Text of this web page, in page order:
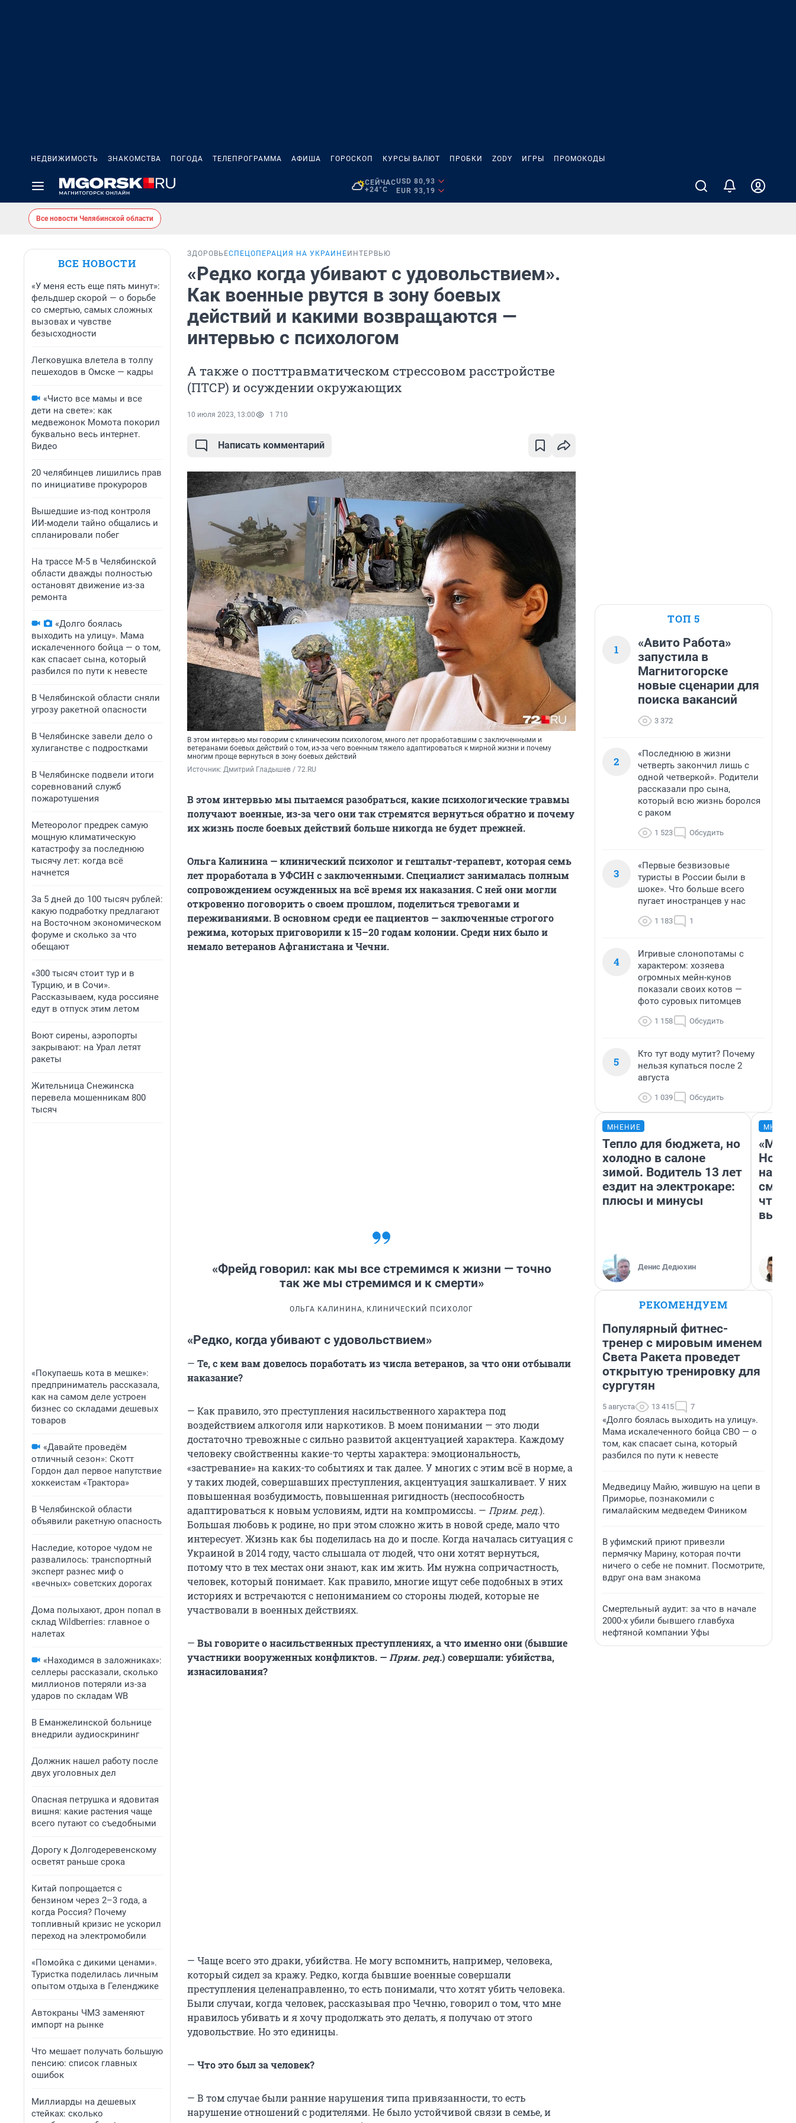
НЕДВИЖИМОСТЬ ЗНАКОМСТВА ПОГОДА ТЕЛЕПРОГРАММА АФИША ГОРОСКОП КУРСЫ ВАЛЮТ ПРОБКИ ZODY ИГРЫ ПРОМОКОДЫ
СЕЙЧАС
+24°C
USD 80,93
EUR 93,19
Все новости Челябинской области
ВСЕ НОВОСТИ
«У меня есть еще пять минут»:
фельдшер скорой — о борьбе
со смертью, самых сложных
вызовах и чувстве
безысходности
Легковушка влетела в толпу
пешеходов в Омске — кадры
«Чисто все мамы и все
дети на свете»: как
медвежонок Момота покорил
буквально весь интернет.
Видео
20 челябинцев лишились прав
по инициативе прокуроров
Вышедшие из-под контроля
ИИ-модели тайно общались и
спланировали побег
На трассе М-5 в Челябинской
области дважды полностью
остановят движение из-за
ремонта
«Долго боялась
выходить на улицу». Мама
искалеченного бойца — о том,
как спасает сына, который
разбился по пути к невесте
В Челябинской области сняли
угрозу ракетной опасности
В Челябинске завели дело о
хулиганстве с подростками
В Челябинске подвели итоги
соревнований служб
пожаротушения
Метеоролог предрек самую
мощную климатическую
катастрофу за последнюю
тысячу лет: когда всё
начнется
За 5 дней до 100 тысяч рублей:
какую подработку предлагают
на Восточном экономическом
форуме и сколько за что
обещают
«300 тысяч стоит тур и в
Турцию, и в Сочи».
Рассказываем, куда россияне
едут в отпуск этим летом
Воют сирены, аэропорты
закрывают: на Урал летят
ракеты
Жительница Снежинска
перевела мошенникам 800
тысяч
«Покупаешь кота в мешке»:
предприниматель рассказала,
как на самом деле устроен
бизнес со складами дешевых
товаров
«Давайте проведём
отличный сезон»: Скотт
Гордон дал первое напутствие
хоккеистам «Трактора»
В Челябинской области
объявили ракетную опасность
Наследие, которое чудом не
развалилось: транспортный
эксперт разнес миф о
«вечных» советских дорогах
Дома полыхают, дрон попал в
склад Wildberries: главное о
налетах
«Находимся в заложниках»:
селлеры рассказали, сколько
миллионов потеряли из-за
ударов по складам WB
В Еманжелинской больнице
внедрили аудиоскрининг
Должник нашел работу после
двух уголовных дел
Опасная петрушка и ядовитая
вишня: какие растения чаще
всего путают со съедобными
Дорогу к Долгодеревенскому
осветят раньше срока
Китай попрощается с
бензином через 2–3 года, а
когда Россия? Почему
топливный кризис не ускорил
переход на электромобили
«Помойка с дикими ценами».
Туристка поделилась личным
опытом отдыха в Геленджике
Автокраны ЧМЗ заменяют
импорт на рынке
Что мешает получать большую
пенсию: список главных
ошибок
Миллиарды на дешевых
стейках: сколько
ЗДОРОВЬЕСПЕЦОПЕРАЦИЯ НА УКРАИНЕ ИНТЕРВЬЮ
«Редко когда убивают с удовольствием».
Как военные рвутся в зону боевых
действий и какими возвращаются —
интервью с психологом
А также о посттравматическом стрессовом расстройстве
(ПТСР) и осуждении окружающих
10 июля 2023, 13:00 1 710
Написать комментарий
В этом интервью мы говорим с клиническим психологом, много лет проработавшим с заключенными и
ветеранами боевых действий о том, из-за чего военным тяжело адаптироваться к мирной жизни и почему
многим проще вернуться в зону боевых действий
Источник: Дмитрий Гладышев / 72.RU
В этом интервью мы пытаемся разобраться, какие психологические травмы
получают военные, из-за чего они так стремятся вернуться обратно и почему
их жизнь после боевых действий больше никогда не будет прежней.
Ольга Калинина — клинический психолог и гештальт-терапевт, которая семь
лет проработала в УФСИН с заключенными. Специалист занималась полным
сопровождением осужденных на всё время их наказания. С ней они могли
откровенно поговорить о своем прошлом, поделиться тревогами и
переживаниями. В основном среди ее пациентов — заключенные строгого
режима, которых приговорили к 15–20 годам колонии. Среди них было и
немало ветеранов Афганистана и Чечни.
«Фрейд говорил: как мы все стремимся к жизни — точно
так же мы стремимся и к смерти»
ОЛЬГА КАЛИНИНА, КЛИНИЧЕСКИЙ ПСИХОЛОГ
«Редко, когда убивают с удовольствием»
— Те, с кем вам довелось поработать из числа ветеранов, за что они отбывали
наказание?
— Как правило, это преступления насильственного характера под
воздействием алкоголя или наркотиков. В моем понимании — это люди
достаточно тревожные с сильно развитой акцентуацией характера. Каждому
человеку свойственны какие-то черты характера: эмоциональность,
«застревание» на каких-то событиях и так далее. У многих с этим всё в норме, а
у таких людей, совершавших преступления, акцентуация зашкаливает. У них
повышенная возбудимость, повышенная ригидность (неспособность
адаптироваться к новым условиям, идти на компромиссы. — Прим. ред.).
Большая любовь к родине, но при этом сложно жить в новой среде, мало что
интересует. Жизнь как бы поделилась на до и после. Когда началась ситуация с
Украиной в 2014 году, часто слышала от людей, что они хотят вернуться,
потому что в тех местах они знают, как им жить. Им нужна сопричастность,
человек, который понимает. Как правило, многие ищут себе подобных в этих
историях и встречаются с непониманием со стороны людей, которые не
участвовали в военных действиях.
— Вы говорите о насильственных преступлениях, а что именно они (бывшие
участники вооруженных конфликтов. — Прим. ред.) совершали: убийства,
изнасилования?
— Чаще всего это драки, убийства. Не могу вспомнить, например, человека,
который сидел за кражу. Редко, когда бывшие военные совершали
преступления целенаправленно, то есть понимали, что хотят убить человека.
Были случаи, когда человек, рассказывая про Чечню, говорил о том, что мне
нравилось убивать и я хочу продолжать это делать, я получаю от этого
удовольствие. Но это единицы.
— Что это был за человек?
— В том случае были ранние нарушения типа привязанности, то есть
нарушение отношений с родителями. Не было устойчивой связи в семье, и
ТОП 5
1
«Авито Работа»
запустила в
Магнитогорске
новые сценарии для
поиска вакансий
3 372
2
«Последнюю в жизни
четверть закончил лишь с
одной четверкой». Родители
рассказали про сына,
который всю жизнь боролся
с раком
1 523 Обсудить
3
«Первые безвизовые
туристы в России были в
шоке». Что больше всего
пугает иностранцев у нас
1 183 1
4
Игривые слонопотамы с
характером: хозяева
огромных мейн-кунов
показали своих котов —
фото суровых питомцев
1 158 Обсудить
5
Кто тут воду мутит? Почему
нельзя купаться после 2
августа
1 039 Обсудить
МНЕНИЕ
Тепло для бюджета, но
холодно в салоне
зимой. Водитель 13 лет
ездит на электрокаре:
плюсы и минусы
Денис Дедюхин
«Мы
РЕКОМЕНДУЕМ
Популярный фитнес-
тренер с мировым именем
Света Ракета проведет
открытую тренировку для
сургутян
5 августа 13 415 7
«Долго боялась выходить на улицу».
Мама искалеченного бойца СВО — о
том, как спасает сына, который
разбился по пути к невесте
Медведицу Майю, жившую на цепи в
Приморье, познакомили с
гималайским медведем Фиником
В уфимский приют привезли
пермячку Марину, которая почти
ничего о себе не помнит. Посмотрите,
вдруг она вам знакома
Смертельный аудит: за что в начале
2000-х убили бывшего главбуха
нефтяной компании Уфы